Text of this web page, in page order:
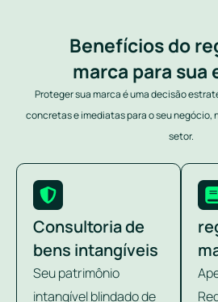
Benefícios do
marca para sua
Proteger sua marca é uma decisão
concretas e imediatas para o seu negócio,
setor.
Consultoria de
bens intangíveis
Seu patrimônio
intangível blindado de